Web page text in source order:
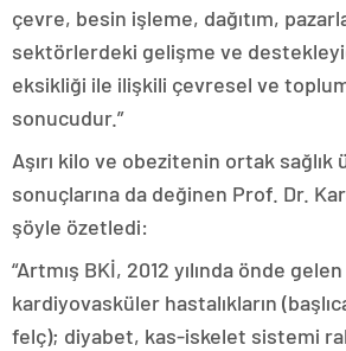
çevre, besin işleme, dağıtım,
sektörlerdeki gelişme ve
eksikliği ile ilişkili çevresel ve
sonucudur.”
Aşırı kilo ve obezitenin ortak sağlık
sonuçlarına da değinen Prof. Dr.
şöyle özetledi:
“Artmış BKİ, 2012 yılında önde
kardiyovasküler hastalıkların
felç); diyabet, kas-iskelet sistemi